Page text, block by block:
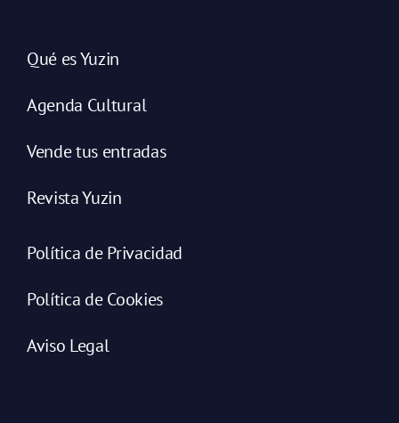
Qué es Yuzin
Agenda Cultural
Vende tus entradas
Revista Yuzin
Política de Privacidad
Política de Cookies
Aviso Legal